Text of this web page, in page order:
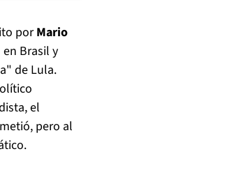
porMario
Brasil y
de Lula.
el
pero al